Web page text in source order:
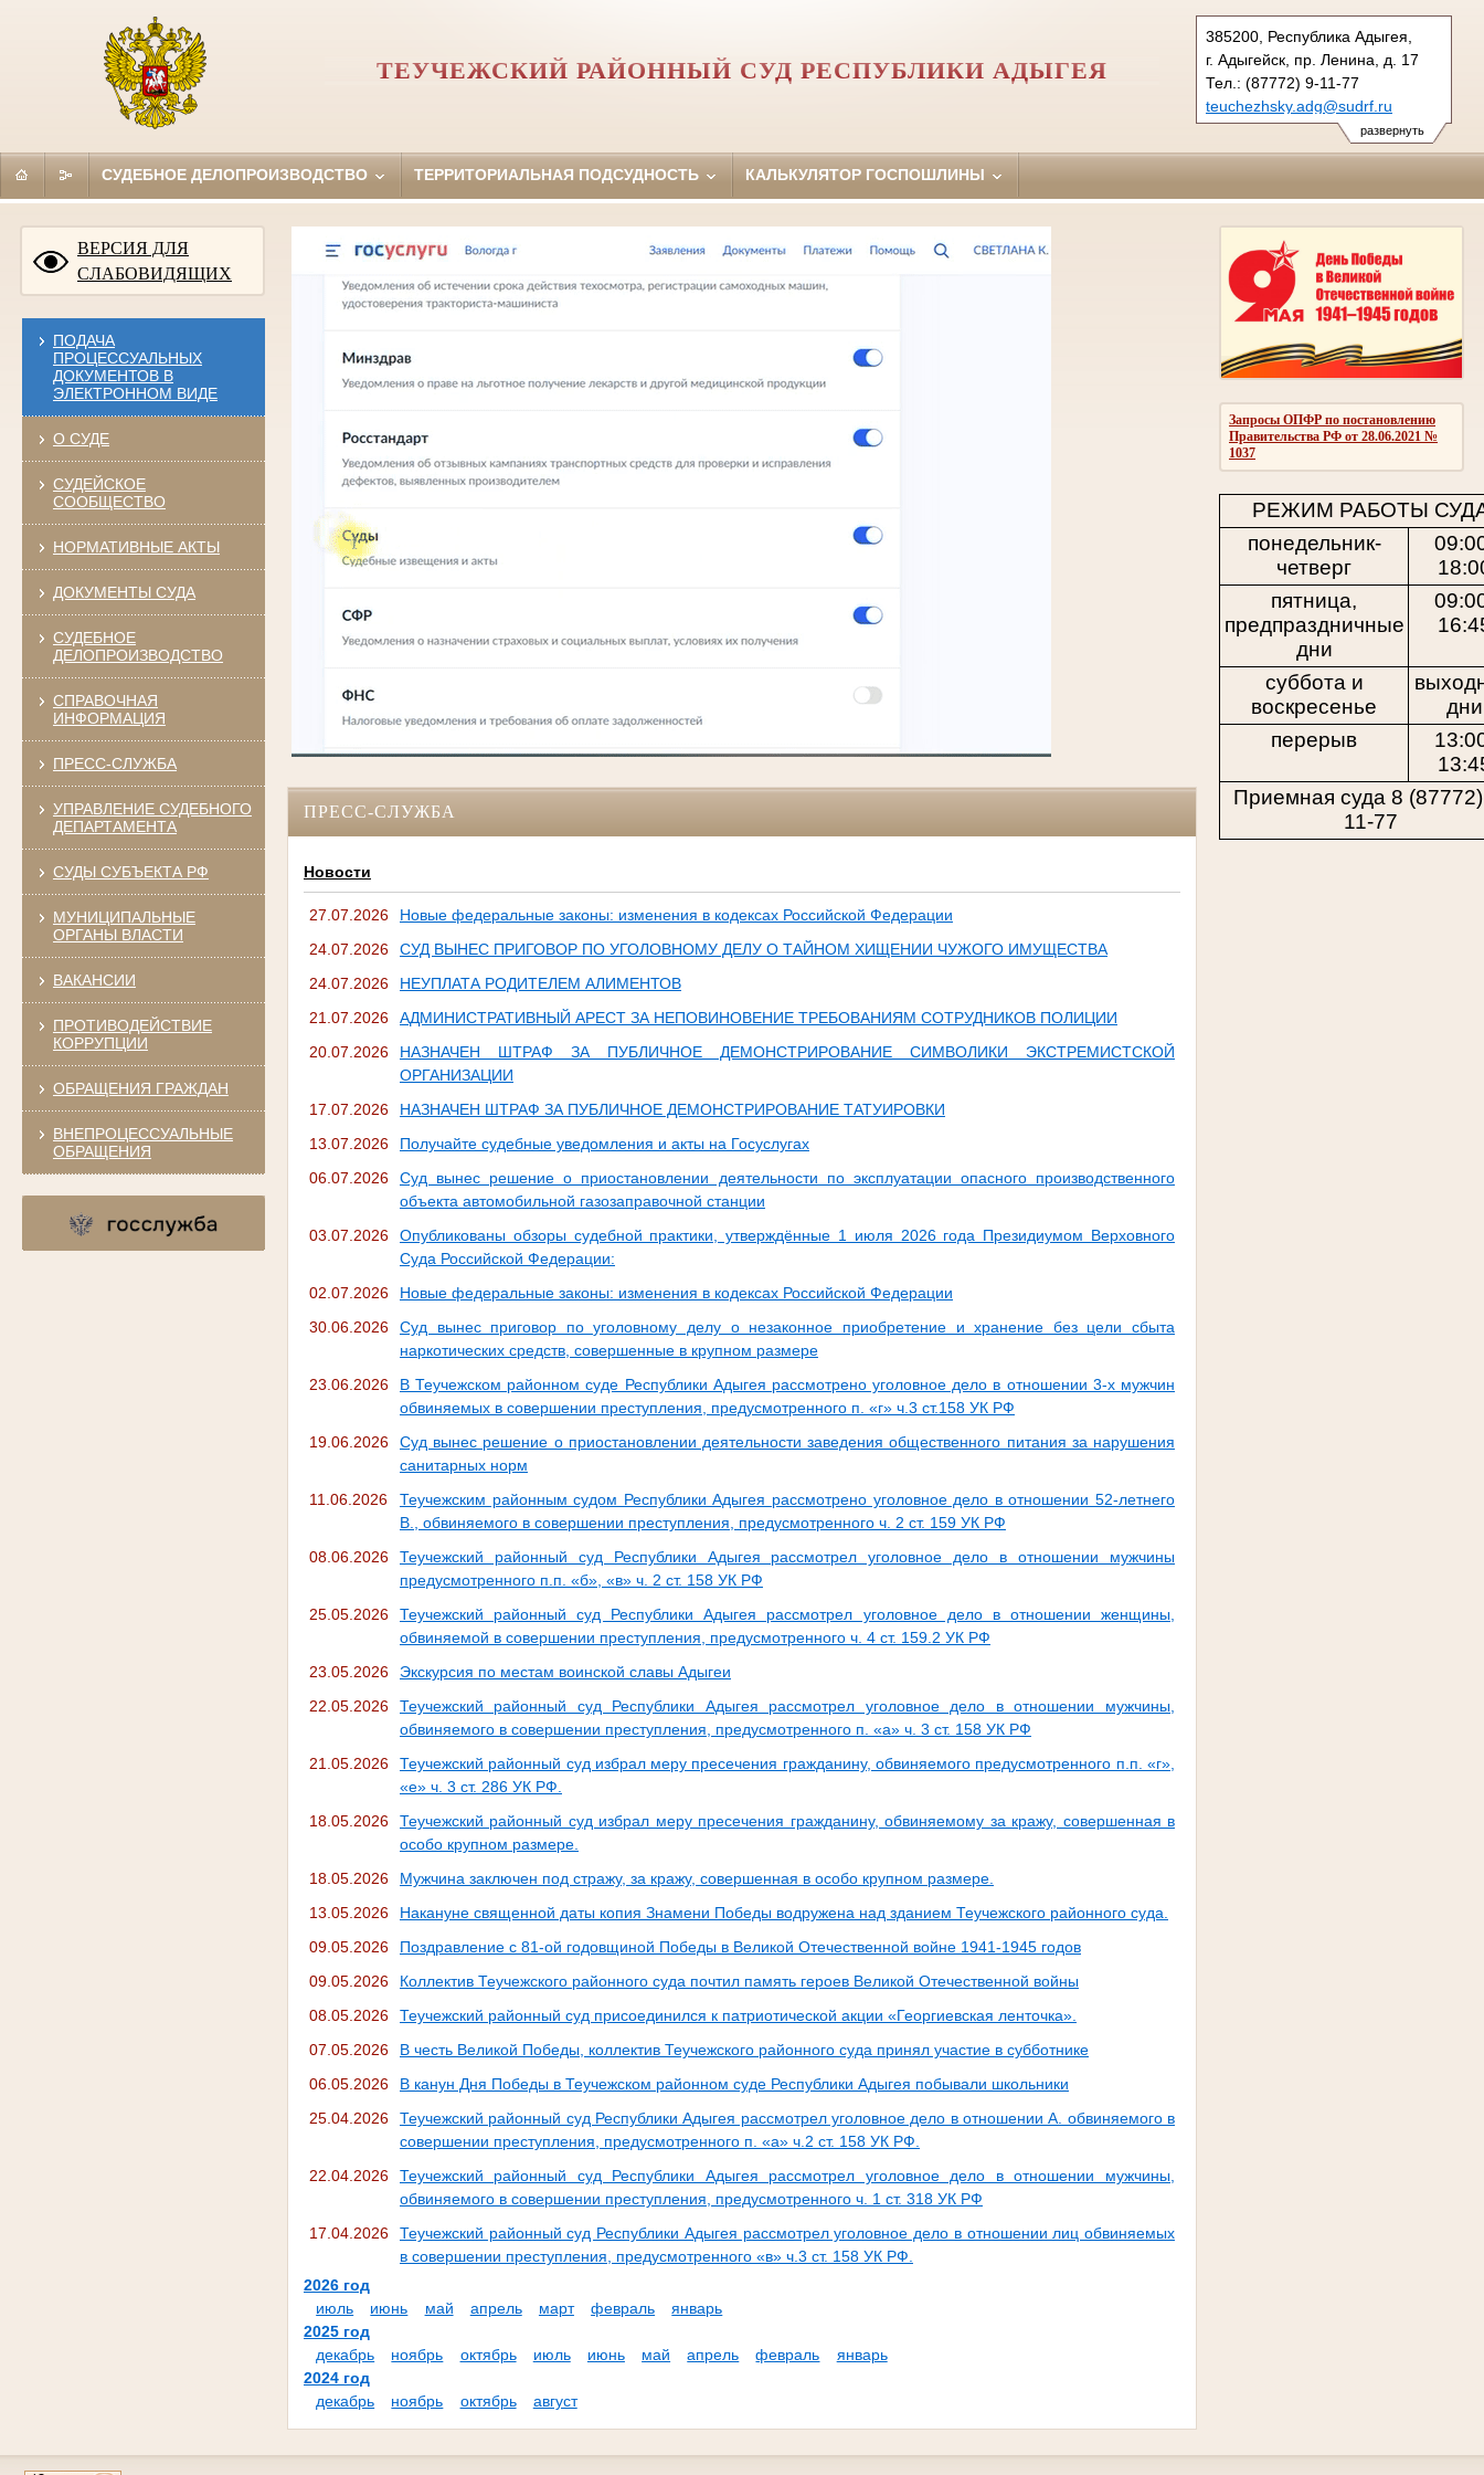
развернуть
385200, Республика Адыгея,
г. Адыгейск, пр. Ленина, д. 17
Тел.: (87772) 9-11-77
teuchezhsky.adg@sudrf.ru
ТЕУЧЕЖСКИЙ РАЙОННЫЙ СУД РЕСПУБЛИКИ АДЫГЕЯ
СУДЕБНОЕ ДЕЛОПРОИЗВОДСТВО ТЕРРИТОРИАЛЬНАЯ ПОДСУДНОСТЬ КАЛЬКУЛЯТОР ГОСПОШЛИНЫ
ВЕРСИЯ ДЛЯ
СЛАБОВИДЯЩИХ
ПОДАЧА
ПРОЦЕССУАЛЬНЫХ
ДОКУМЕНТОВ В
ЭЛЕКТРОННОМ ВИДЕ
О СУДЕ
СУДЕЙСКОЕ
СООБЩЕСТВО
НОРМАТИВНЫЕ АКТЫ
ДОКУМЕНТЫ СУДА
СУДЕБНОЕ
ДЕЛОПРОИЗВОДСТВО
СПРАВОЧНАЯ
ИНФОРМАЦИЯ
ПРЕСС-СЛУЖБА
УПРАВЛЕНИЕ СУДЕБНОГО
ДЕПАРТАМЕНТА
СУДЫ СУБЪЕКТА РФ
МУНИЦИПАЛЬНЫЕ
ОРГАНЫ ВЛАСТИ
ВАКАНСИИ
ПРОТИВОДЕЙСТВИЕ
КОРРУПЦИИ
ОБРАЩЕНИЯ ГРАЖДАН
ВНЕПРОЦЕССУАЛЬНЫЕ
ОБРАЩЕНИЯ
Запросы ОПФР по постановлению
Правительства РФ от 28.06.2021 №
1037
РЕЖИМ РАБОТЫ
понедельник-
четверг
пятница,
предпраздничные
дни
суббота и
воскресенье
дни
перерыв
Приемная суда 8
11-77
ПРЕСС-СЛУЖБА
Новости
27.07.2026
Новые федеральные законы: изменения в кодексах Российской Федерации
24.07.2026
СУД ВЫНЕС ПРИГОВОР ПО УГОЛОВНОМУ ДЕЛУ О ТАЙНОМ ХИЩЕНИИ ЧУЖОГО ИМУЩЕСТВА
24.07.2026
НЕУПЛАТА РОДИТЕЛЕМ АЛИМЕНТОВ
21.07.2026
АДМИНИСТРАТИВНЫЙ АРЕСТ ЗА НЕПОВИНОВЕНИЕ ТРЕБОВАНИЯМ СОТРУДНИКОВ ПОЛИЦИИ
20.07.2026
НАЗНАЧЕН ШТРАФ ЗА ПУБЛИЧНОЕ ДЕМОНСТРИРОВАНИЕ СИМВОЛИКИ ЭКСТРЕМИСТСКОЙ
ОРГАНИЗАЦИИ
17.07.2026
НАЗНАЧЕН ШТРАФ ЗА ПУБЛИЧНОЕ ДЕМОНСТРИРОВАНИЕ ТАТУИРОВКИ
13.07.2026
Получайте судебные уведомления и акты на Госуслугах
06.07.2026
Суд вынес решение о приостановлении деятельности по эксплуатации опасного производственного
объекта автомобильной газозаправочной станции
03.07.2026
Опубликованы обзоры судебной практики, утверждённые 1 июля 2026 года Президиумом Верховного
Суда Российской Федерации:
02.07.2026
Новые федеральные законы: изменения в кодексах Российской Федерации
30.06.2026
Суд вынес приговор по уголовному делу о незаконное приобретение и хранение без цели сбыта
наркотических средств, совершенные в крупном размере
23.06.2026
В Теучежском районном суде Республики Адыгея рассмотрено уголовное дело в отношении 3-х мужчин
обвиняемых в совершении преступления, предусмотренного п. «г» ч.3 ст.158 УК РФ
19.06.2026
Суд вынес решение о приостановлении деятельности заведения общественного питания за нарушения
санитарных норм
11.06.2026
Теучежским районным судом Республики Адыгея рассмотрено уголовное дело в отношении 52-летнего
В., обвиняемого в совершении преступления, предусмотренного ч. 2 ст. 159 УК РФ
08.06.2026
Теучежский районный суд Республики Адыгея рассмотрел уголовное дело в отношении мужчины
предусмотренного п.п. «б», «в» ч. 2 ст. 158 УК РФ
25.05.2026
Теучежский районный суд Республики Адыгея рассмотрел уголовное дело в отношении женщины,
обвиняемой в совершении преступления, предусмотренного ч. 4 ст. 159.2 УК РФ
23.05.2026
Экскурсия по местам воинской славы Адыгеи
22.05.2026
Теучежский районный суд Республики Адыгея рассмотрел уголовное дело в отношении мужчины,
обвиняемого в совершении преступления, предусмотренного п. «а» ч. 3 ст. 158 УК РФ
21.05.2026
Теучежский районный суд избрал меру пресечения гражданину, обвиняемого предусмотренного п.п. «г»,
«е» ч. 3 ст. 286 УК РФ.
18.05.2026
Теучежский районный суд избрал меру пресечения гражданину, обвиняемому за кражу, совершенная в
особо крупном размере.
18.05.2026
Мужчина заключен под стражу, за кражу, совершенная в особо крупном размере.
13.05.2026
Накануне священной даты копия Знамени Победы водружена над зданием Теучежского районного суда.
09.05.2026
Поздравление с 81-ой годовщиной Победы в Великой Отечественной войне 1941-1945 годов
09.05.2026
Коллектив Теучежского районного суда почтил память героев Великой Отечественной войны
08.05.2026
Теучежский районный суд присоединился к патриотической акции «Георгиевская ленточка».
07.05.2026
В честь Великой Победы, коллектив Теучежского районного суда принял участие в субботнике
06.05.2026
В канун Дня Победы в Теучежском районном суде Республики Адыгея побывали школьники
25.04.2026
Теучежский районный суд Республики Адыгея рассмотрел уголовное дело в отношении А. обвиняемого в
совершении преступления, предусмотренного п. «а» ч.2 ст. 158 УК РФ.
22.04.2026
Теучежский районный суд Республики Адыгея рассмотрел уголовное дело в отношении мужчины,
обвиняемого в совершении преступления, предусмотренного ч. 1 ст. 318 УК РФ
17.04.2026
Теучежский районный суд Республики Адыгея рассмотрел уголовное дело в отношении лиц обвиняемых
в совершении преступления, предусмотренного «в» ч.3 ст. 158 УК РФ.
2026 год
июль
июнь май апрель март февраль
январь
2025 год
декабрь
ноябрь октябрь июль июнь май апрель февраль
январь
2024 год
декабрь
ноябрь октябрь август